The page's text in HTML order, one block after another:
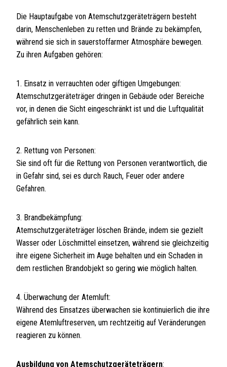
Die Hauptaufgabe von Atemschutzgeräteträgern besteht
darin, Menschenleben zu retten und Brände zu bekämpfen,
während sie sich in sauerstoffarmer Atmosphäre bewegen.
Zu ihren Aufgaben gehören:
1. Einsatz in verrauchten oder giftigen Umgebungen:
Atemschutzgeräteträger dringen in Gebäude oder Bereiche
vor, in denen die Sicht eingeschränkt ist und die Luftqualität
gefährlich sein kann.
2. Rettung von Personen:
Sie sind oft für die Rettung von Personen verantwortlich, die
in Gefahr sind, sei es durch Rauch, Feuer oder andere
Gefahren.
3. Brandbekämpfung:
Atemschutzgeräteträger löschen Brände, indem sie gezielt
Wasser oder Löschmittel einsetzen, während sie gleichzeitig
ihre eigene Sicherheit im Auge behalten und ein Schaden in
dem restlichen Brandobjekt so gering wie möglich halten.
4. Überwachung der Atemluft:
Während des Einsatzes überwachen sie kontinuierlich die ihre
eigene Atemluftreserven, um rechtzeitig auf Veränderungen
reagieren zu können.
Ausbildung von Atemschutzgeräteträgern: